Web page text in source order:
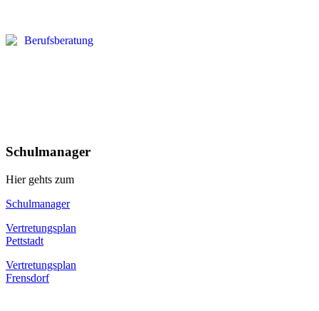
Schulmanager
Hier gehts zum
Schulmanager
Vertretungsplan
Pettstadt
Vertretungsplan
Frensdorf